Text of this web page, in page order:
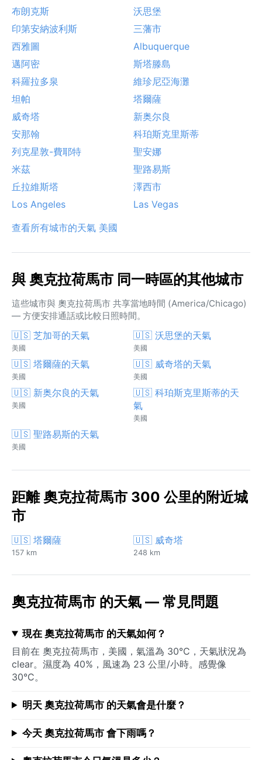
布朗克斯
沃思堡
印第安納波利斯
三藩市
西雅圖
Albuquerque
邁阿密
斯塔滕島
科羅拉多泉
維珍尼亞海灘
坦帕
塔爾薩
威奇塔
新奥尔良
安那翰
科珀斯克里斯蒂
列克星敦-費耶特
聖安娜
米茲
聖路易斯
丘拉維斯塔
澤西市
Los Angeles
Las Vegas
查看所有城市的天氣 美國
與 奧克拉荷馬市 同一時區的其他城市
這些城市與 奧克拉荷馬市 共享當地時間 (America/Chicago)
— 方便安排通話或比較日照時間。
🇺🇸 芝加哥的天氣
美國
🇺🇸 沃思堡的天氣
美國
🇺🇸 塔爾薩的天氣
美國
🇺🇸 威奇塔的天氣
美國
🇺🇸 新奥尔良的天氣
美國
🇺🇸 科珀斯克里斯蒂的天
氣
美國
🇺🇸 聖路易斯的天氣
美國
距離 奧克拉荷馬市 300 公里的附近城
市
🇺🇸 塔爾薩
157 km
🇺🇸 威奇塔
248 km
奧克拉荷馬市 的天氣 — 常見問題
現在 奧克拉荷馬市 的天氣如何？
目前在 奧克拉荷馬市，美國，氣溫為 30°C，天氣狀況為
clear。濕度為 40%，風速為 23 公里/小時。感覺像
30°C。
明天 奧克拉荷馬市 的天氣會是什麼？
今天 奧克拉荷馬市 會下雨嗎？